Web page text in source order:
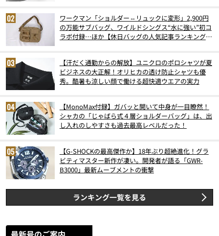
ワークマン「ショルダー⇔リュックに変形」2,900円
の万能サブバッグ、ワイルドシングス“水に強い”初コ
ラボ付録…ほか【休日バッグの人気記事ランキングベ
【汗だく通勤からの解放】ユニクロのポロシャツが夏
ビジネスの大正解！オリヒカの透け防止シャツも優
秀。酷暑も涼しい顔で働ける超快適ウエアの実力
【MonoMax付録】ガバッと開いて中身が一目瞭然！
シャカの「じゃばら式４層ショルダーバッグ」は、出
し入れのしやすさも過去最高レベルだった！
【G-SHOCKの最高傑作か】18年ぶり超絶進化！グラ
ビティマスター新作が凄い。開発者が語る「GWR-
B3000」最新ムーブメントの衝撃
ランキング一覧を見る